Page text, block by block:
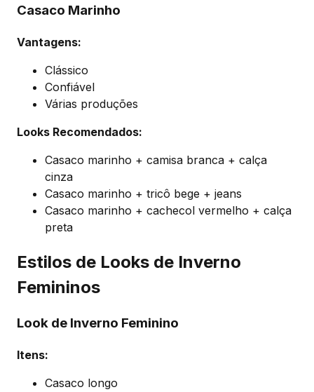
Casaco Marinho
Vantagens:
Clássico
Confiável
Várias produções
Looks Recomendados:
Casaco marinho + camisa branca + calça
cinza
Casaco marinho + tricô bege + jeans
Casaco marinho + cachecol vermelho + calça
preta
Estilos de Looks de Inverno
Femininos
Look de Inverno Feminino
Itens:
Casaco longo